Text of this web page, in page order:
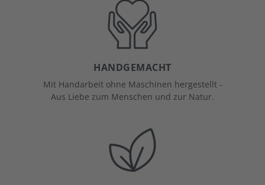
HANDGEMACHT
Mit Handarbeit ohne Maschinen hergestellt -
Aus Liebe zum Menschen und zur Natur.